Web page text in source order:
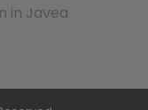
in Javea